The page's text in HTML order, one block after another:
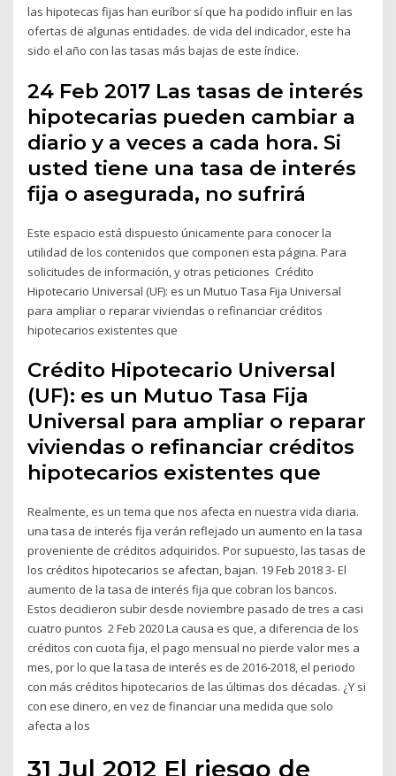
las hipotecas fijas han euríbor sí que ha podido influir en las
ofertas de algunas entidades. de vida del indicador, este ha
sido el año con las tasas más bajas de este índice.
24 Feb 2017 Las tasas de interés
hipotecarias pueden cambiar a
diario y a veces a cada hora. Si
usted tiene una tasa de interés
fija o asegurada, no sufrirá
Este espacio está dispuesto únicamente para conocer la
utilidad de los contenidos que componen esta página. Para
solicitudes de información, y otras peticiones Crédito
Hipotecario Universal (UF): es un Mutuo Tasa Fija Universal
para ampliar o reparar viviendas o refinanciar créditos
hipotecarios existentes que
Crédito Hipotecario Universal
(UF): es un Mutuo Tasa Fija
Universal para ampliar o reparar
viviendas o refinanciar créditos
hipotecarios existentes que
Realmente, es un tema que nos afecta en nuestra vida diaria.
una tasa de interés fija verán reflejado un aumento en la tasa
proveniente de créditos adquiridos. Por supuesto, las tasas de
los créditos hipotecarios se afectan, bajan. 19 Feb 2018 3- El
aumento de la tasa de interés fija que cobran los bancos.
Estos decidieron subir desde noviembre pasado de tres a casi
cuatro puntos 2 Feb 2020 La causa es que, a diferencia de los
créditos con cuota fija, el pago mensual no pierde valor mes a
mes, por lo que la tasa de interés es de 2016-2018, el periodo
con más créditos hipotecarios de las últimas dos décadas. ¿Y si
con ese dinero, en vez de financiar una medida que solo
afecta a los
31 Jul 2012 El riesgo de